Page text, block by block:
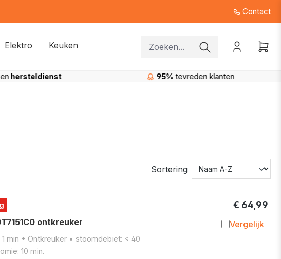
Contact
Elektro Keuken
tevreden klanten Gratis leveringin de regio Beerse
Sortering
ontkreuker
min • Ontkreuker • stoomdebiet: < 40
10 min.
€ 64,99
Vergelijk